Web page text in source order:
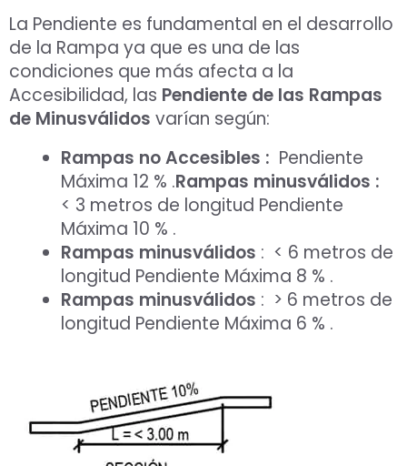
La Pendiente es fundamental en el desarrollo
de la Rampa ya que es una de las
condiciones que más afecta a la
Accesibilidad, las Pendiente de las Rampas
de Minusválidos varían según:
Rampas no Accesibles : Pendiente
Máxima 12 % .Rampas minusválidos :
< 3 metros de longitud Pendiente
Máxima 10 % .
Rampas minusválidos : < 6 metros de
longitud Pendiente Máxima 8 % .
Rampas minusválidos : > 6 metros de
longitud Pendiente Máxima 6 % .